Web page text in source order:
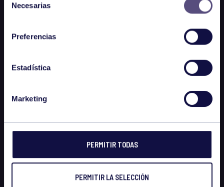
Necesarias
Preferencias
Estadística
Marketing
PERMITIR TODAS
PERMITIR LA SELECCIÓN